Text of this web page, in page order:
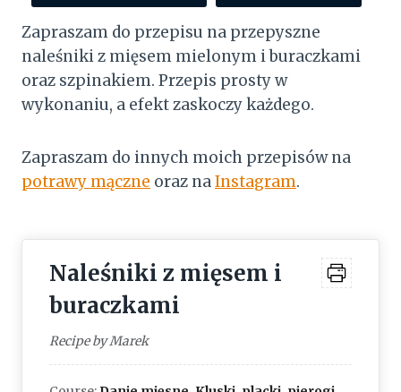
Zapraszam do przepisu na przepyszne
naleśniki z mięsem mielonym i buraczkami
oraz szpinakiem. Przepis prosty w
wykonaniu, a efekt zaskoczy każdego.
Zapraszam do innych moich przepisów na
potrawy mączne oraz naInstagram.
Naleśniki z mięsem i
buraczkami
Recipe by Marek